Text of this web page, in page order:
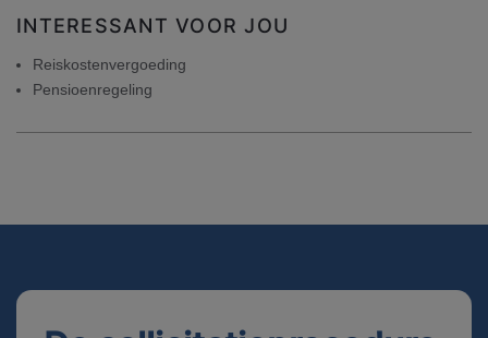
INTERESSANT VOOR JOU
Reiskostenvergoeding
Pensioenregeling